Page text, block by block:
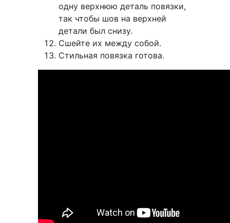
одну верхнюю деталь повязки,
так чтобы шов на верхней
детали был снизу.
Сшейте их между собой.
Стильная повязка готова.